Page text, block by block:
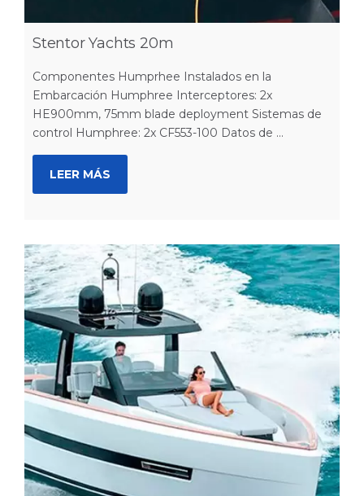
Stentor Yachts 20m
Componentes Humprhee Instalados en la
Embarcación Humphree Interceptores: 2x
HE900mm, 75mm blade deployment Sistemas de
control Humphree: 2x CF553-100 Datos de ...
LEER MÁS